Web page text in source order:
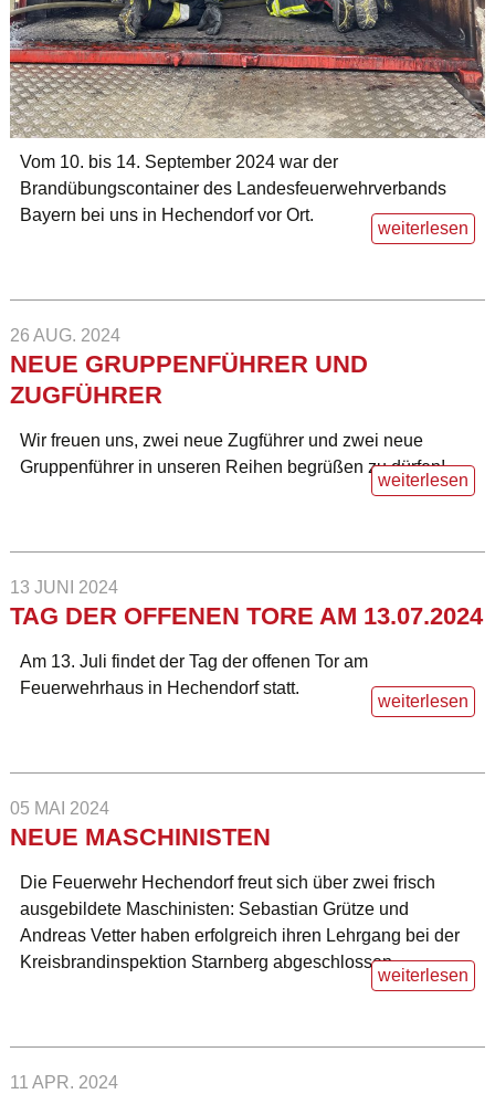
Vom 10. bis 14. September 2024 war der
Brandübungscontainer des Landesfeuerwehrverbands
Bayern bei uns in Hechendorf vor Ort.
weiterlesen
26 AUG. 2024
NEUE GRUPPENFÜHRER UND
ZUGFÜHRER
Wir freuen uns, zwei neue Zugführer und zwei neue
Gruppenführer in unseren Reihen begrüßen zu dürfen!
weiterlesen
13 JUNI 2024
TAG DER OFFENEN TORE AM 13.07.2024
Am 13. Juli findet der Tag der offenen Tor am
Feuerwehrhaus in Hechendorf statt.
weiterlesen
05 MAI 2024
NEUE MASCHINISTEN
Die Feuerwehr Hechendorf freut sich über zwei frisch
ausgebildete Maschinisten: Sebastian Grütze und
Andreas Vetter haben erfolgreich ihren Lehrgang bei der
Kreisbrandinspektion Starnberg abgeschlossen.
weiterlesen
11 APR. 2024